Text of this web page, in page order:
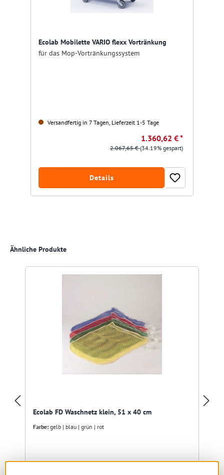
Ecolab Mobilette VARIO flexx Vortränkung
für das Mop-Vortränkungssystem
Versandfertig in 7 Tagen, Lieferzeit 1-5 Tage
1.360,62 € *
2.067,65 €(34.19% gespart)
Details
Produktgalerie überspringen
Ähnliche Produkte
Ecolab FD Waschnetz klein, 51 x 40 cm
Farbe: gelb | blau | grün | rot